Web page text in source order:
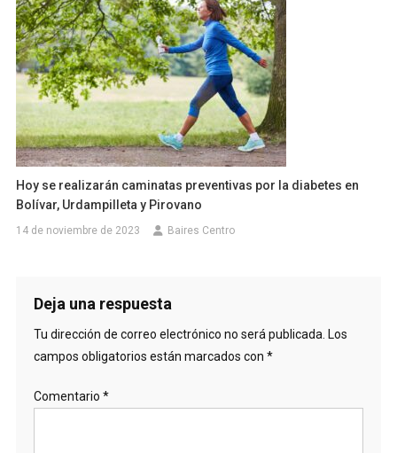
Hoy se realizarán caminatas preventivas por la diabetes en
Bolívar, Urdampilleta y Pirovano
14 de noviembre de 2023 Baires Centro
Deja una respuesta
Tu dirección de correo electrónico no será publicada. Los
campos obligatorios están marcados con *
Comentario *